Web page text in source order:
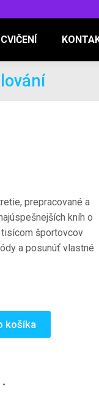
prepracované a
kníh o
športovcov
a posunúť vlastné
košíka